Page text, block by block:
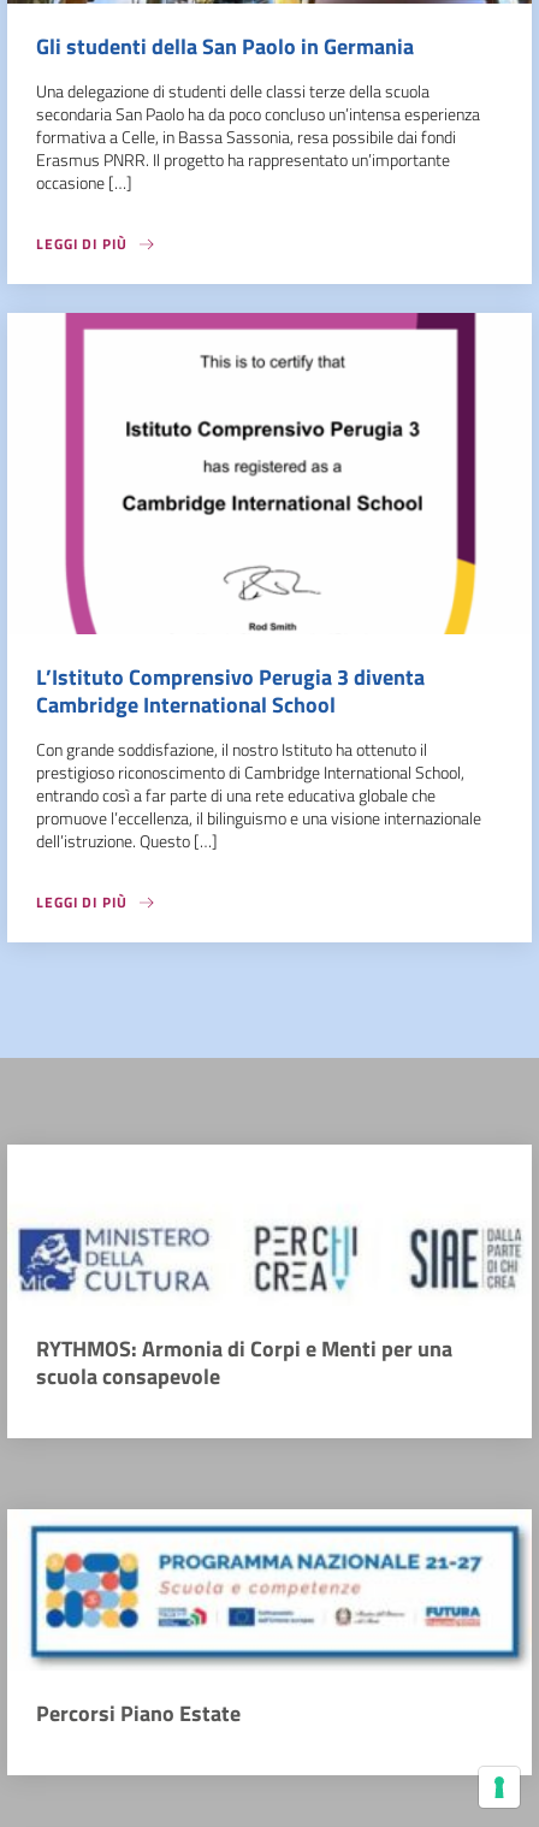
Gli studenti della San Paolo in Germania
Una delegazione di studenti delle classi terze della scuola
secondaria San Paolo ha da poco concluso un’intensa esperienza
formativa a Celle, in Bassa Sassonia, resa possibile dai fondi
Erasmus PNRR. Il progetto ha rappresentato un’importante
occasione […]
LEGGI DI PIÙ
L’Istituto Comprensivo Perugia 3 diventa
Cambridge International School
Con grande soddisfazione, il nostro Istituto ha ottenuto il
prestigioso riconoscimento di Cambridge International School,
entrando così a far parte di una rete educativa globale che
promuove l’eccellenza, il bilinguismo e una visione internazionale
dell’istruzione. Questo […]
LEGGI DI PIÙ
RYTHMOS: Armonia di Corpi e Menti per una
scuola consapevole
Percorsi Piano Estate
Le